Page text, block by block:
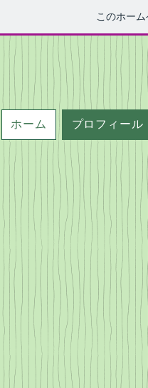
このホー
ホーム プロフィール